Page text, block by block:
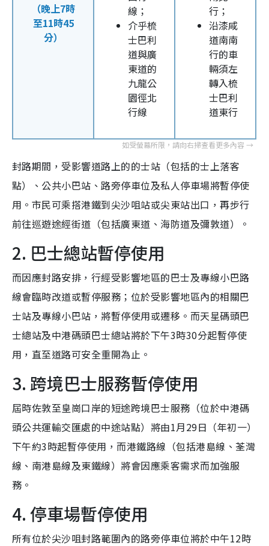
（晚上7時
至11時45
分）
線；
介乎梳
士巴利
道與廣
東道的
九龍公
園徑北
行線
行；
沿漆咸
道南南
行的車
輛須左
轉入梳
士巴利
道東行
封路期間，受影響道路上的的士站（包括的士上落客
點）、公共小巴站、路旁停車位及私人停車場將暫停使
用。市民可乘搭港鐵到尖沙咀站或尖東站出口，再步行
前往巡遊途經街道（包括廣東道、海防道及彌敦道）。
2. 巴士總站暫停使用
而因應封路安排，行經受影響地區的巴士及專線小巴路
線會臨時改道或暫停服務；位於受影響地區內的相關巴
士站及專線小巴站，將暫停使用或遷移。而天星碼頭巴
士總站及中港碼頭巴士總站將於下午3時30分起暫停使
用，直至道路可安全重開為止。
3. 跨境巴士服務暫停使用
屆時佐敦至皇崗口岸的短途跨境巴士服務（位於中港碼
頭公共運輸交匯處的中途站點）將由1月29日（年初一）
下午約3時起暫停使用，而港鐵路線（包括港島線、荃灣
線、南港島線及東鐵線）將會因應乘客需求而加強服
務。
4. 停車場暫停使用
所有位於尖沙咀封路範圍內的路旁停車位將於中午12時